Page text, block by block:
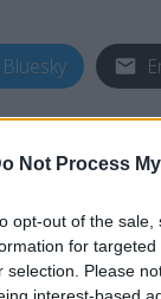
Not Process
opt-out of the
for
selection. Please
Bluesky
στοΒόλο
.